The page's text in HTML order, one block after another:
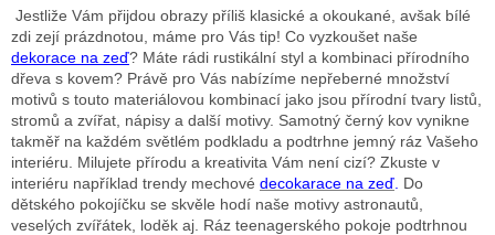
Jestliže Vám přijdou obrazy příliš klasické a okoukané, avšak bílé
zdi zejí prázdnotou, máme pro Vás tip! Co vyzkoušet naše
dekorace na zeď? Máte rádi rustikální styl a kombinaci přírodního
dřeva s kovem? Právě pro Vás nabízíme nepřeberné množství
motivů s touto materiálovou kombinací jako jsou přírodní tvary listů,
stromů a zvířat, nápisy a další motivy. Samotný černý kov vynikne
takměř na každém světlém podkladu a podtrhne jemný ráz Vašeho
interiéru. Milujete přírodu a kreativita Vám není cizí? Zkuste v
interiéru například trendy mechové decokarace na zeď Do
dětského pokojíčku se skvěle hodí naše motivy astronautů,
veselých zvířátek, loděk aj. Ráz teenagerského pokoje podtrhnou